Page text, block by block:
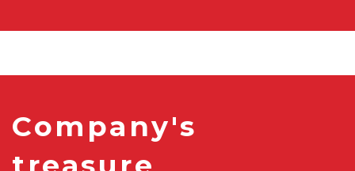
Company's